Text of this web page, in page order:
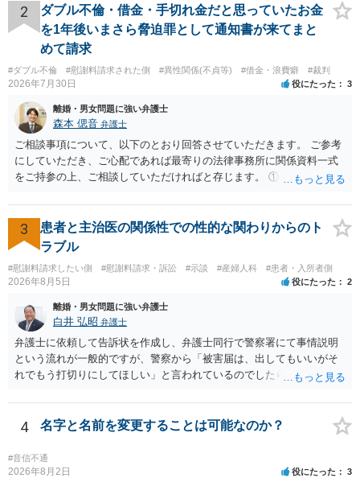
療費その他これに類する特別支出を念頭に置いた条項と読むのが自然
です。したがって、大学の入学金、授業料、受験費用などの教育費に
ついてまで、「この条項があるから当然に半額を請求できる」とまで
は言いにくいと思われます。なお、通常、大学進学費用をどこまで負
担すべきかについては、離婚時の合意内容のほか、子どもの年齢、大
学進学についての父母の認識、父母の学歴・収入・資産状況、進学先
や費用などを踏まえて個別に検討することになります。公正証書の他
の条項において、養育費の終期についてどのように定められている
か、大学進学に関する定めの有無、「教育費」「進学費用」に関する
定めの有無等について確認する必要があると考えられます。
2
ダブル不倫・借金・手切れ金だと思っていたお金
を1年後いまさら脅迫罪として通知書が来てまと
めて請求
#ダブル不倫 #慰謝料請求された側 #異性関係(不貞等) #借金・浪費癖 #裁判
2026年7月30日 役にたった 3
離婚・男女問題に強い弁護士
森本 偲音 弁護士
ご相談事項について、以下のとおり回答させていただきます。 ご参考
にしていただき、ご心配であれば最寄りの法律事務所に関係資料一式
をご持参の上、ご相談していただければと存じます。 ① このLINEの
される可能性はあるのか ⇒LINEを含む１００万円の貸付に至るまでの
やり取り等の経緯、誓約書の内容等を踏まえて、関係を清算するため
の 金銭であったと評価される可能性はあると考えます。 ② 「今後一
切関与しないなら100万円振り込む」というLINEや誓約書は、裁判上
どの程度証拠価値があるのか ⇒前後のやり取りや誓約書の具体的内容
を見ない限り、具体的な判断はできませんが、一定の証拠価値はある
と考えます。 ③ 借用書があっても、後から100万円を貸付扱いに変更
することは認められるのか。 ⇒おそらく１００万円は不当利得（受け
取る正当な権利がないのに利益を取得した）として返還請求されてい
るものかと推察しますので、 貸金返還ではないかと存じます。 ④ 私
は現在、収入も不安定で貯金もなくリボ払い借金が既に約100万あり。
今年に再婚したが主人はお金に厳しい為、一括で220万円を支払う事は
困難 仮に裁判で敗訴した場合でも、分割払いになる可能性はあります
か。 ⇒判決となり敗訴してしまった場合は、強制執行により不動産等
の財産を差し押さえられ、そこから債権回収が図られることになりま
いにより支払うことも十分可能です。 ⑤ このような事情であれば、私
3
患者と主治医の関係性での性的な関わりからのト
ラブル
#慰謝料請求したい側 #慰謝料請求・訴訟 #示談 #産婦人科 #患者・入所者側
2026年8月5日 役にたった 2
離婚・男女問題に強い弁護士
白井 弘昭 弁護士
弁護士に依頼して告訴状を作成し、弁護士同行で警察署にて事情説明
という流れが一般的ですが、警察から「被害届は、出してもいいがそ
れでもう打切りにしてほしい」と言われているのでしたら、あまり結
検察庁に訴えるのもありかもしれないですが、実際に捜査をするの
は、結局所轄だと思われますので、やはり結論は変わらないかもしれ
ないです。 一度、最寄りの「刑事に強い」とうたっている弁護士に相
談してみてはいかがでしょうか。 以上、ご参考まで。
4 名字と名前を変更することは可能なのか？
#音信不通
2026年8月2日 役にたった 3